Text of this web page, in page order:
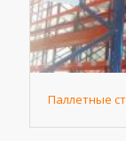
Паллетные